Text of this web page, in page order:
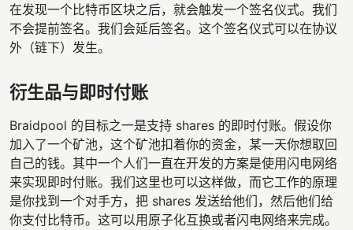
在发现一个比特币区块之后，就会触发一个签名仪式。我们
不会提前签名。我们会延后签名。这个签名仪式可以在协议
外（链下）发生。
衍生品与即时付账
Braidpool 的目标之一是支持 shares 的即时付账。假设你
加入了一个矿池，这个矿池扣着你的资金，某一天你想取回
自己的钱。其中一个人们一直在开发的方案是使用闪电网络
来实现即时付账。我们这里也可以这样做，而它工作的原理
是你找到一个对手方，把 shares 发送给他们，然后他们给
你支付比特币。这可以用原子化互换或者闪电网络来完成。